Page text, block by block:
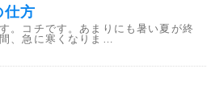
仕方
。コチです。あまりにも暑い夏が終
、急に寒くなりま…